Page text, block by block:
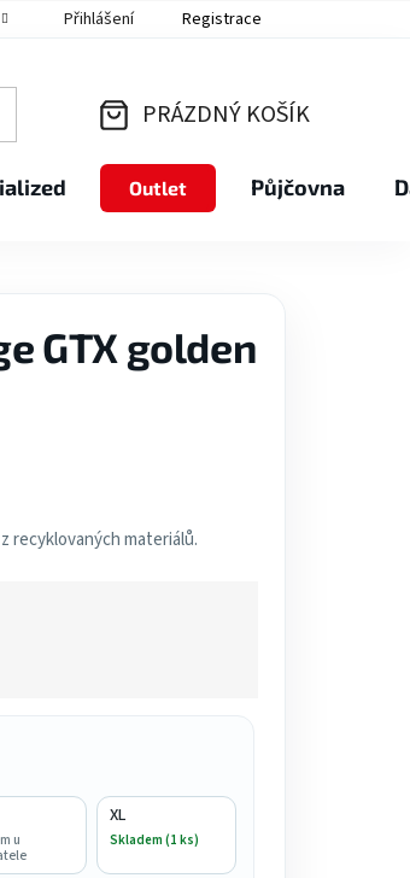
Přihlášení Registrace
KOŠÍK
PRÁZDNÝ KOŠÍK
Outlet Půjčovna
GTX golden
recyklovaných materiálů.
u
XL
Skladem (1 ks)